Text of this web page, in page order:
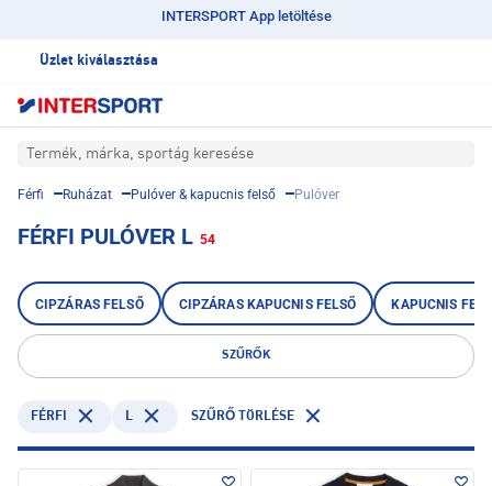
INTERSPORT App letöltése
Üzlet kiválasztása
Termék, márka, sportág keresése
Férfi Ruházat Pulóver & kapucnis felső Pulóver
FÉRFI PULÓVER L 54
CIPZÁRAS FELSŐ CIPZÁRAS KAPUCNIS FELSŐ KAPUCNIS
SZŰRŐK
FÉRFI L SZŰRŐ TÖRLÉSE